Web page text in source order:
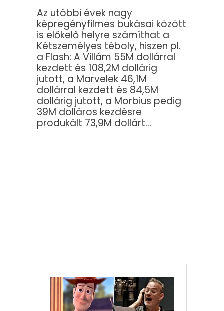
Az utóbbi évek nagy
képregényfilmes bukásai között
is előkelő helyre számíthat a
Kétszemélyes téboly, hiszen pl.
a Flash: A Villám 55M dollárral
kezdett és 108,2M dollárig
jutott, a Marvelek 46,1M
dollárral kezdett és 84,5M
dollárig jutott, a Morbius pedig
39M dolláros kezdésre
produkált 73,9M dollárt…